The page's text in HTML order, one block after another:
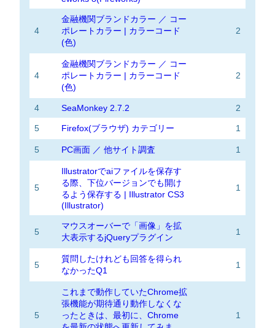
4
金融機関ブランドカラー ／ コー
ポレートカラー | カラーコード
(色)
2
4
金融機関ブランドカラー ／ コー
ポレートカラー | カラーコード
(色)
2
4 SeaMonkey 2.7.2 2
5 Firefox(ブラウザ) カテゴリー 1
5 PC画面 ／ 他サイト調査 1
5
Illustratorでaiファイルを保存す
る際、下位バージョンでも開け
るよう保存する | Illustrator CS3
(Illustrator)
1
5
マウスオーバーで「画像」を拡
大表示するjQueryプラグイン
1
5
質問したけれども回答を得られ
なかったQ1
1
5
これまで動作していたChrome拡
張機能が期待通り動作しなくな
ったときは、最初に、Chrome
1